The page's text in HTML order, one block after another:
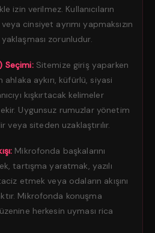
izin verilmez. Kullanıcıların
cinsiyet ayrımı yapmaksızın
zorunludur.
Seçimi:Sitemize giriş yaparken
ahlaka aykırı, küfürlü, siyasi
kışkırtacak kelimeler
Uygunsuz rumuzlar yönetim
veya siteden uzaklaştırılır.
Mikrofonda başkalarını
tartışma yaratmak, yazılı
etmek veya odaların akışını
Mikrofonda konuşma
herkesin uyması rica